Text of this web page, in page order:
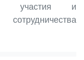
участия и